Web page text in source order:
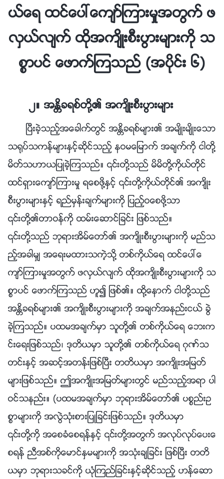
ယ္ေရ ထင္ေပၚေက်ာ္ၾကားမႈအတြက္ ဖ
လွယ္လ်က္ ထိုအက်ိဳးစီးပြားမ်ားကို သ
စၥာပင္ ေဖာက္ၾကသည္ (အပိုင္း ၆)
၂။ အႏၲိခရစ္တို႔၏ အက်ိဳးစီးပြားမ်ား
ၿပီးခဲ့သည့္အေခါက္တြင္ အႏၲိခရစ္မ်ား၏ အမ်ိဳးမ်ိဳးေသာ
သ႐ုပ္သကန္မ်ားႏွင့္ဆိုင္သည့္ နဝမေျမာက္ အခ်က္ကို ငါတို႔
မိတ္သဟာယျပဳခဲ့ၾကသည္။ ၎တို႔သည္ မိမိတို႔ကိုယ္တိုင္
ထင္ရွားေက်ာ္ၾကားမႈ ရေစဖို႔ႏွင့္ ၎တို႔ကိုယ္တိုင္၏ အက်ိဳး
စီးပြားမ်ားႏွင့္ ရည္မွန္းခ်က္မ်ားကို ျပည့္ဝေစဖို႔သာ
၎တို႔၏တာဝန္ကို ထမ္းေဆာင္ျခင္း ျဖစ္သည္။
၎တို႔သည္ ဘုရားအိမ္ေတာ္၏ အက်ိဳးစီးပြားမ်ားကို မည္သ
ည့္အခါမွ် အေရးမထားသကဲ့သို႔ တစ္ကိုယ္ေရ ထင္ေပၚေ
က်ာ္ၾကားမႈအတြက္ ဖလွယ္လ်က္ ထိုအက်ိဳးစီးပြားမ်ားကို သ
စၥာပင္ ေဖာက္ၾကသည္ ဟူ၍ ျဖစ္၏။ ထို႔ေနာက္ ငါတို႔သည္
အႏၲိခရစ္မ်ား၏ အက်ိဳးစီးပြားမ်ားကို အခ်က္အနည္းငယ္ ခြဲ
ခဲ့ၾကသည္။ ပထမအခ်က္မွာ သူတို႔၏ တစ္ကိုယ္ေရ ေဘးက
င္းေရးျဖစ္သည္၊ ဒုတိယမွာ သူတို႔၏ တစ္ကိုယ္ေရ ဂုဏ္သ
တင္းႏွင့္ အဆင့္အတန္းျဖစ္ၿပီး တတိယမွာ အက်ိဳးအျမတ္
မ်ားျဖစ္သည္။ ဤအက်ိဳးအျမတ္မ်ားတြင္ မည္သည့္အရာ ပါ
ဝင္သနည္း။ (ပထမအခ်က္မွာ ဘုရားအိမ္ေတာ္၏ ပစၥည္းဥ
စၥာမ်ားကို အလြဲသုံးစားျပဳျခင္းျဖစ္သည္။ ဒုတိယမွာ
၎တို႔ကို အေစခံေစရန္ႏွင့္ ၎တို႔အတြက္ အလုပ္လုပ္ေပးေ
စရန္ ညီအစ္ကိုေမာင္ႏွမမ်ားကို အသုံးခ်ျခင္း ျဖစ္ၿပီး တတိ
ယမွာ ဘုရားသခင္ကို ယုံၾကည္ျခင္းႏွင့္ဆိုင္သည့္ ဟန္ေဆာ